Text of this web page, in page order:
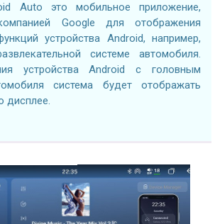
Auto это мобильное приложение,
Google для отображения
устройства Android, например,
системе автомобиля.
устройства Android с головным
система будет отображать
дисплее.
2.7GHZ CPU